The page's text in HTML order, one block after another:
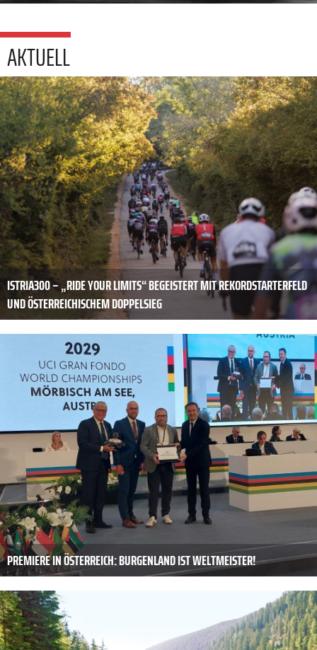
AKTUELL
ISTRIA300 – „RIDE YOUR LIMITS“ BEGEISTERT MIT REKORDSTARTERFELD
UND ÖSTERREICHISCHEM DOPPELSIEG
PREMIERE IN ÖSTERREICH: BURGENLAND IST WELTMEISTER!